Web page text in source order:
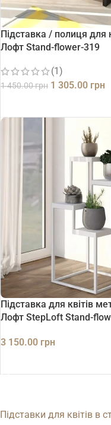
Підставка / полиця для
Лофт Stand-flower-319
(1)
1 450.00грн 1 305.00 грн
Підставка для квітів
Лофт StepLoft Stand-
3 150.00 грн
Підставки для квітів в